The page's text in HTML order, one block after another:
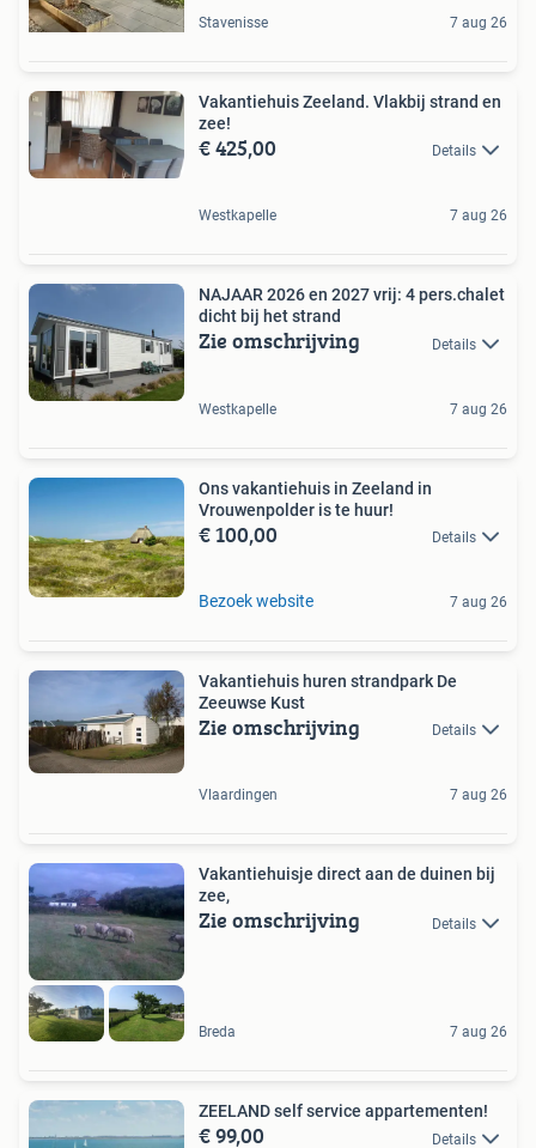
Stavenisse 7 aug 26
Vakantiehuis Zeeland. Vlakbij strand en
zee!
€ 425,00 Details
Westkapelle 7 aug 26
NAJAAR 2026 en 2027 vrij: 4 pers.chalet
dicht bij het strand
Zie omschrijving Details
Westkapelle 7 aug 26
Ons vakantiehuis in Zeeland in
Vrouwenpolder is te huur!
€ 100,00 Details
Bezoek website 7 aug 26
Vakantiehuis huren strandpark De
Zeeuwse Kust
Zie omschrijving Details
Vlaardingen 7 aug 26
Vakantiehuisje direct aan de duinen bij
zee,
Zie omschrijving Details
Breda 7 aug 26
ZEELAND self service appartementen!
€ 99,00 Details